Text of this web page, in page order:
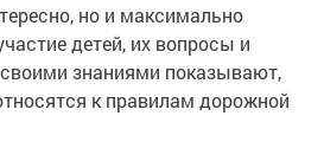
но и максимально
детей, их вопросы и
знаниями показывают,
к правилам дорожной